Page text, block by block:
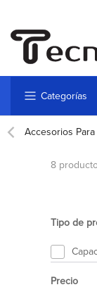
al
contenido
Categorías
Accesorios
8
Tipo de
Precio